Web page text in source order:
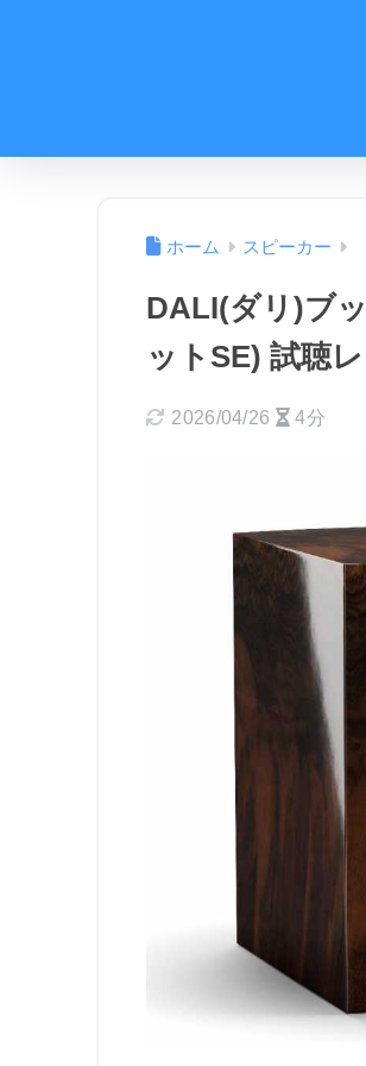
ホーム スピーカー
DALI(ダリ)ブ
ットSE) 試聴
2026/04/26 4分